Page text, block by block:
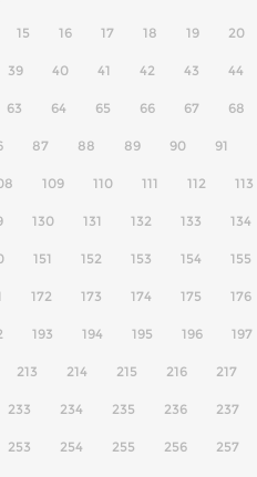
15 16 17 18 19 20
39 40 41 42 43 44
63 64 65 66 67 68
87 88 89 90 91
109 110 111 112 113
130 131 132 133 134
151 152 153 154 155
172 173 174 175 176
193 194 195 196 197
213 214 215 216 217
233 234 235 236 237
253 254 255 256 257